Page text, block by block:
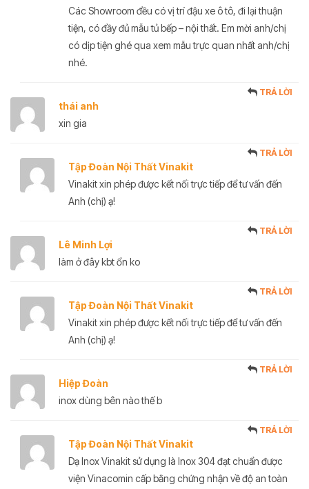
Các Showroom đều có vị trí đậu xe ô tô, đi lại thuận
tiện, có đầy đủ mẫu tủ bếp – nội thất. Em mời anh/chị
có dịp tiện ghé qua xem mẫu trực quan nhất anh/chị
nhé.
thái anh
TRẢ LỜI
xin gia
Tập Đoàn Nội Thất Vinakit
TRẢ LỜI
Vinakit xin phép được kết nối trực tiếp để tư vấn đến
Anh (chị) ạ!
Lê Minh Lợi
TRẢ LỜI
làm ở đây kbt ổn ko
Tập Đoàn Nội Thất Vinakit
TRẢ LỜI
Vinakit xin phép được kết nối trực tiếp để tư vấn đến
Anh (chị) ạ!
Hiệp Đoàn
TRẢ LỜI
inox dùng bên nào thế b
Tập Đoàn Nội Thất Vinakit
TRẢ LỜI
Dạ Inox Vinakit sử dụng là Inox 304 đạt chuẩn được
viện Vinacomin cấp bằng chứng nhận về độ an toàn